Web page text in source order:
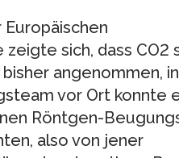
sich, dass CO2
angenommen,
vor Ort konnte
Röntgen-
also von jener